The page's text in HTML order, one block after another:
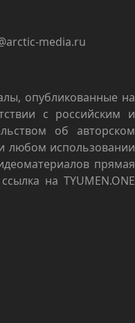
media.ru
опубликованные на
с российским и
об авторском
любом использовании
прямая
на TYUMEN.ONE